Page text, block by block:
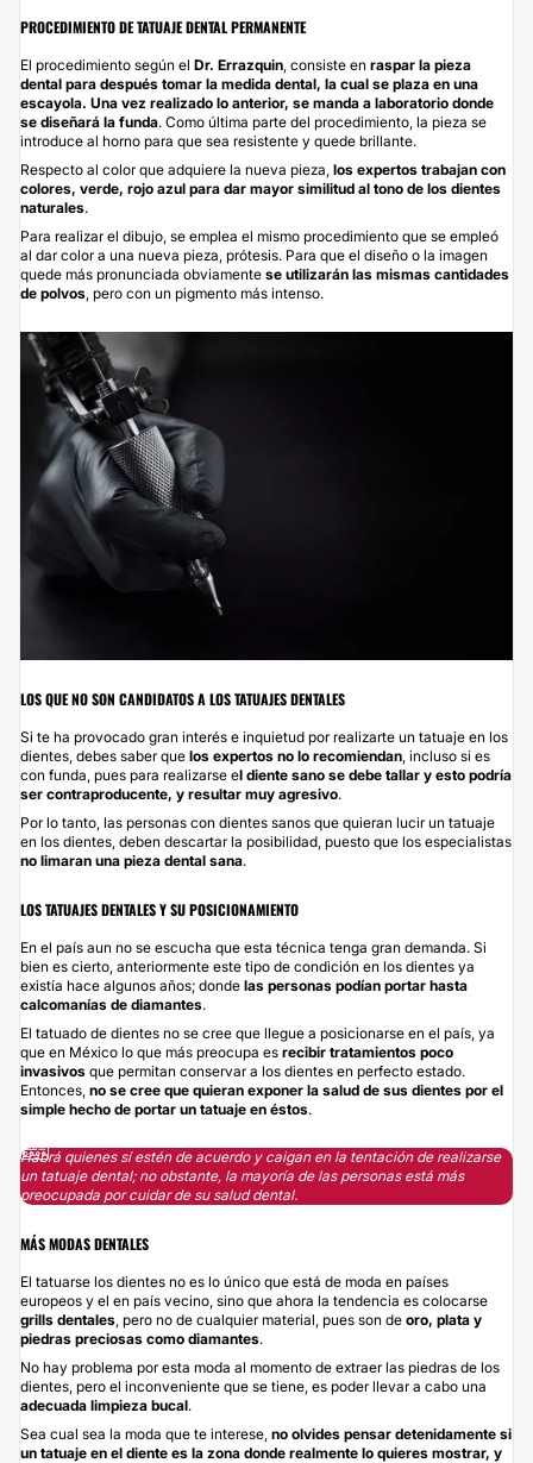
PROCEDIMIENTO DE TATUAJE DENTAL PERMANENTE
El procedimiento según el Dr. Errazquin, consiste en raspar la pieza
dental para después tomar la medida dental, la cual se plaza en una
escayola. Una vez realizado lo anterior, se manda a laboratorio donde
se diseñará la funda. Como última parte del procedimiento, la pieza se
introduce al horno para que sea resistente y quede brillante.
Respecto al color que adquiere la nueva pieza, los expertos trabajan con
colores, verde, rojo azul para dar mayor similitud al tono de los dientes
naturales.
Para realizar el dibujo, se emplea el mismo procedimiento que se empleó
al dar color a una nueva pieza, prótesis. Para que el diseño o la imagen
quede más pronunciada obviamente se utilizarán las mismas cantidades
de polvos, pero con un pigmento más intenso.
LOS QUE NO SON CANDIDATOS A LOS TATUAJES DENTALES
Si te ha provocado gran interés e inquietud por realizarte un tatuaje en los
dientes, debes saber que los expertos no lo recomiendan, incluso si es
con funda, pues para realizarse el diente sano se debe tallar y esto podría
ser contraproducente, y resultar muy agresivo.
Por lo tanto, las personas con dientes sanos que quieran lucir un tatuaje
en los dientes, deben descartar la posibilidad, puesto que los especialistas
no limaran una pieza dental sana.
LOS TATUAJES DENTALES Y SU POSICIONAMIENTO
En el país aun no se escucha que esta técnica tenga gran demanda. Si
bien es cierto, anteriormente este tipo de condición en los dientes ya
existía hace algunos años; donde las personas podían portar hasta
calcomanías de diamantes.
El tatuado de dientes no se cree que llegue a posicionarse en el país, ya
que en México lo que más preocupa es recibir tratamientos poco
invasivos que permitan conservar a los dientes en perfecto estado.
Entonces, no se cree que quieran exponer la salud de sus dientes por el
simple hecho de portar un tatuaje en éstos.
Habrá quienes sí estén de acuerdo y caigan en la tentación de realizarse
un tatuaje dental; no obstante, la mayoría de las personas está más
preocupada por cuidar de su salud dental.
MÁS MODAS DENTALES
El tatuarse los dientes no es lo único que está de moda en países
europeos y el en país vecino, sino que ahora la tendencia es colocarse
grills dentales, pero no de cualquier material, pues son de oro, plata y
piedras preciosas como diamantes.
No hay problema por esta moda al momento de extraer las piedras de los
dientes, pero el inconveniente que se tiene, es poder llevar a cabo una
adecuada limpieza bucal.
Sea cual sea la moda que te interese, no olvides pensar detenidamente si
un tatuaje en el diente es la zona donde realmente lo quieres mostrar, y